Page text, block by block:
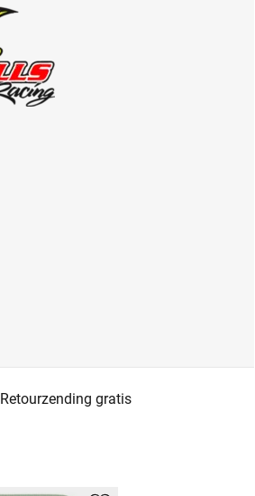
Retourzending gratis